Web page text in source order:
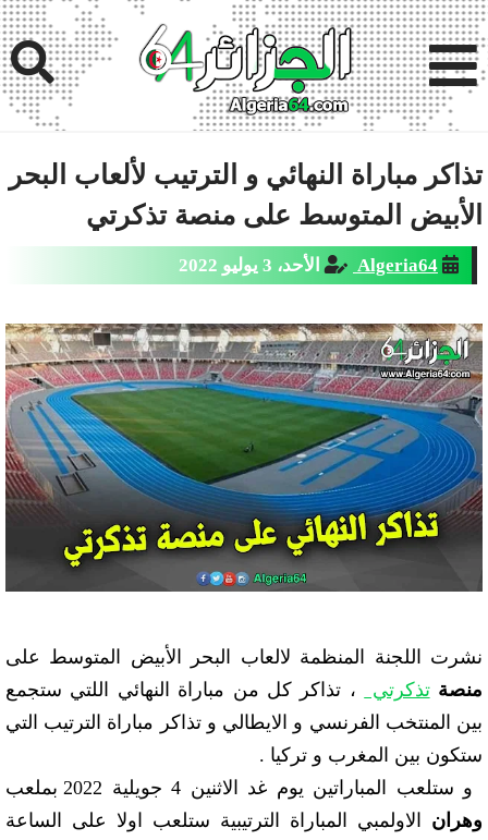
تذاكر مباراة النهائي و الترتيب لألعاب البحر
الأبيض المتوسط على منصة تذكرتي
Algeria64 الأحد، 3 يوليو 2022
نشرت اللجنة المنظمة لالعاب البحر الأبيض المتوسط على
منصة تذكرتي
، تذاكر كل من مباراة النهائي اللتي ستجمع
بين المنتخب الفرنسي و الايطالي و تذاكر مباراة الترتيب التي
ستكون بين المغرب و تركيا .
و ستلعب المباراتين يوم غد الاثنين 4 جويلية 2022 بملعب
وهران الاولمبي المباراة الترتيبية ستلعب اولا على الساعة